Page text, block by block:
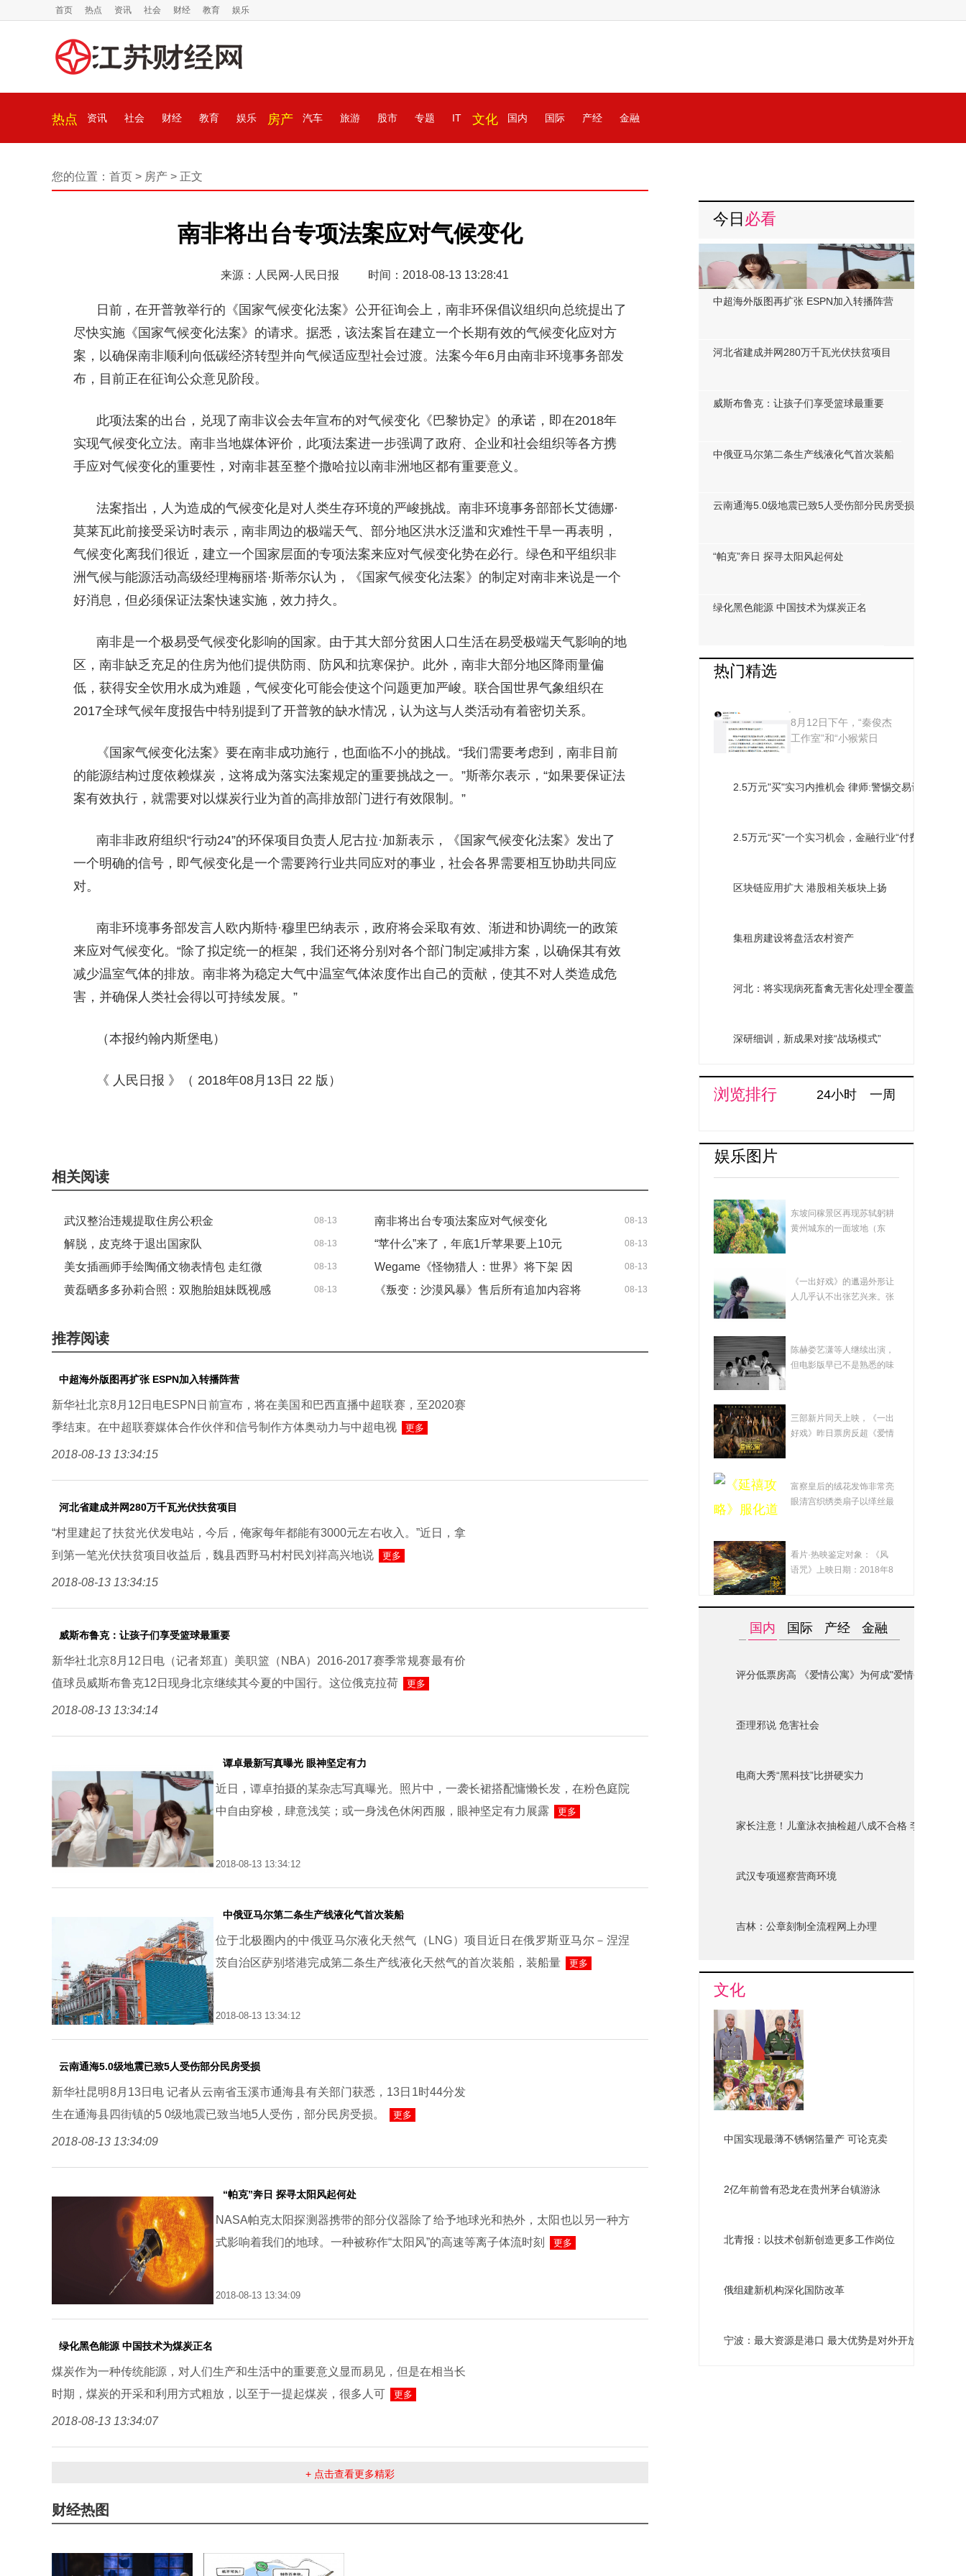
首页 热点 资讯 社会 财经 教育 娱乐
热点 资讯 社会 财经 教育 娱乐 房产 汽车 旅游 股市 专题 IT 文化 国内 国际 产经 金融
您的位置： 首页 > 房产 > 正文
南非将出台专项法案应对气候变化
来源：人民网-人民日报 时间：2018-08-13 13:28:41
日前，在开普敦举行的《国家气候变化法案》公开征询会上，南非环保倡议组织向总统提出了
尽快实施《国家气候变化法案》的请求。据悉，该法案旨在建立一个长期有效的气候变化应对方
案，以确保南非顺利向低碳经济转型并向气候适应型社会过渡。法案今年6月由南非环境事务部发
布，目前正在征询公众意见阶段。
此项法案的出台，兑现了南非议会去年宣布的对气候变化《巴黎协定》的承诺，即在2018年
实现气候变化立法。南非当地媒体评价，此项法案进一步强调了政府、企业和社会组织等各方携
手应对气候变化的重要性，对南非甚至整个撒哈拉以南非洲地区都有重要意义。
法案指出，人为造成的气候变化是对人类生存环境的严峻挑战。南非环境事务部部长艾德娜·
莫莱瓦此前接受采访时表示，南非周边的极端天气、部分地区洪水泛滥和灾难性干旱一再表明，
气候变化离我们很近，建立一个国家层面的专项法案来应对气候变化势在必行。绿色和平组织非
洲气候与能源活动高级经理梅丽塔·斯蒂尔认为，《国家气候变化法案》的制定对南非来说是一个
好消息，但必须保证法案快速实施，效力持久。
南非是一个极易受气候变化影响的国家。由于其大部分贫困人口生活在易受极端天气影响的地
区，南非缺乏充足的住房为他们提供防雨、防风和抗寒保护。此外，南非大部分地区降雨量偏
低，获得安全饮用水成为难题，气候变化可能会使这个问题更加严峻。联合国世界气象组织在
2017全球气候年度报告中特别提到了开普敦的缺水情况，认为这与人类活动有着密切关系。
《国家气候变化法案》要在南非成功施行，也面临不小的挑战。“我们需要考虑到，南非目前
的能源结构过度依赖煤炭，这将成为落实法案规定的重要挑战之一。”斯蒂尔表示，“如果要保证法
案有效执行，就需要对以煤炭行业为首的高排放部门进行有效限制。”
南非非政府组织“行动24”的环保项目负责人尼古拉·加新表示，《国家气候变化法案》发出了
一个明确的信号，即气候变化是一个需要跨行业共同应对的事业，社会各界需要相互协助共同应
对。
南非环境事务部发言人欧内斯特·穆里巴纳表示，政府将会采取有效、渐进和协调统一的政策
来应对气候变化。“除了拟定统一的框架，我们还将分别对各个部门制定减排方案，以确保其有效
减少温室气体的排放。南非将为稳定大气中温室气体浓度作出自己的贡献，使其不对人类造成危
害，并确保人类社会得以可持续发展。”
（本报约翰内斯堡电）
《 人民日报 》（ 2018年08月13日 22 版）
相关阅读
武汉整治违规提取住房公积金 08-13 南非将出台专项法案应对气候变化 08-13
解脱，皮克终于退出国家队 08-13 “苹什么”来了，年底1斤苹果要上10元 08-13
美女插画师手绘陶俑文物表情包 走红微
博引网友热议
08-13
Wegame《怪物猎人：世界》将下架 因
遭受大量举报
08-13
黄磊晒多多孙莉合照：双胞胎姐妹既视感
08-13
《叛变：沙漠风暴》售后所有追加内容将
08-13
推荐阅读
中超海外版图再扩张 ESPN加入转播阵营
新华社北京8月12日电ESPN日前宣布，将在美国和巴西直播中超联赛，至2020赛
季结束。在中超联赛媒体合作伙伴和信号制作方体奥动力与中超电视
更多
2018-08-13 13:34:15
河北省建成并网280万千瓦光伏扶贫项目
“村里建起了扶贫光伏发电站，今后，俺家每年都能有3000元左右收入。”近日，拿
到第一笔光伏扶贫项目收益后，魏县西野马村村民刘祥高兴地说
更多
2018-08-13 13:34:15
威斯布鲁克：让孩子们享受篮球最重要
新华社北京8月12日电（记者郑直）美职篮（NBA）2016-2017赛季常规赛最有价
值球员威斯布鲁克12日现身北京继续其今夏的中国行。这位俄克拉荷
更多
2018-08-13 13:34:14
谭卓最新写真曝光 眼神坚定有力
近日，谭卓拍摄的某杂志写真曝光。照片中，一袭长裙搭配慵懒长发，在粉色庭院
中自由穿梭，肆意浅笑；或一身浅色休闲西服，眼神坚定有力展露
更多
2018-08-13 13:34:12
中俄亚马尔第二条生产线液化气首次装船
位于北极圈内的中俄亚马尔液化天然气（LNG）项目近日在俄罗斯亚马尔－涅涅
茨自治区萨别塔港完成第二条生产线液化天然气的首次装船，装船量
更多
2018-08-13 13:34:12
云南通海5.0级地震已致5人受伤部分民房受损
新华社昆明8月13日电 记者从云南省玉溪市通海县有关部门获悉，13日1时44分发
生在通海县四街镇的5 0级地震已致当地5人受伤，部分民房受损。
更多
2018-08-13 13:34:09
“帕克”奔日 探寻太阳风起何处
NASA帕克太阳探测器携带的部分仪器除了给予地球光和热外，太阳也以另一种方
式影响着我们的地球。一种被称作“太阳风”的高速等离子体流时刻
更多
2018-08-13 13:34:09
绿化黑色能源 中国技术为煤炭正名
煤炭作为一种传统能源，对人们生产和生活中的重要意义显而易见，但是在相当长
时期，煤炭的开采和利用方式粗放，以至于一提起煤炭，很多人可
更多
2018-08-13 13:34:07
+ 点击查看更多精彩
财经热图
今日 必看
中超海外版图再扩张 ESPN加入转播阵营
河北省建成并网280万千瓦光伏扶贫项目
威斯布鲁克：让孩子们享受篮球最重要
中俄亚马尔第二条生产线液化气首次装船
云南通海5.0级地震已致5人受伤部分民房受损
“帕克”奔日 探寻太阳风起何处
绿化黑色能源 中国技术为煤炭正名
热门精选
回事？ 秦俊杰杨紫分
8月12日下午，“秦俊杰
工作室”和“小猴紫日
2.5万元"买"实习内推机会 律师:警惕交易诈骗
2.5万元“买”一个实习机会，金融行业“付费内推”疑点
区块链应用扩大 港股相关板块上扬
集租房建设将盘活农村资产
河北：将实现病死畜禽无害化处理全覆盖
深研细训，新成果对接“战场模式”
浏览排行 24小时 一周
娱乐图片
想曲
东坡问稼景区再现苏轼躬耕
黄州城东的一面坡地（东
教下 张艺兴奉献了"一
《一出好戏》的邋遢外形让
人几乎认不出张艺兴来。张
成"欺诈片" 凭口碑赚钱
陈赫娄艺潇等人继续出演，
但电影版早已不是熟悉的味
公寓" 观众批"挂羊头卖
三部新片同天上映，《一出
好戏》昨日票房反超《爱情
的"秘密" 透过热播剧感
富察皇后的绒花发饰非常亮
眼清宫织绣类扇子以缂丝最
瑜互见 值得鼓励
看片·热映鉴定对象：《风
语咒》上映日期：2018年8
国内 国际 产经 金融
评分低票房高 《爱情公寓》为何成"爱情公墓"？
歪理邪说 危害社会
电商大秀“黑科技”比拼硬实力
家长注意！儿童泳衣抽检超八成不合格 李宁迪士尼
武汉专项巡察营商环境
吉林：公章刻制全流程网上办理
文化
俄组建新机构深化国防改革
中国实现最薄不锈钢箔量产 可论克卖
2亿年前曾有恐龙在贵州茅台镇游泳
北青报：以技术创新创造更多工作岗位
俄组建新机构深化国防改革
宁波：最大资源是港口 最大优势是对外开放